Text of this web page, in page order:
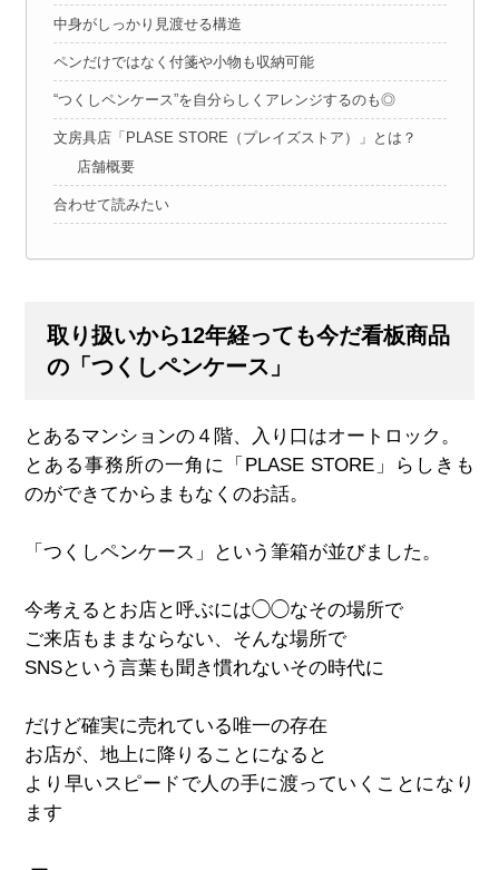
中身がしっかり見渡せる構造
ペンだけではなく付箋や小物も収納可能
“つくしペンケース”を自分らしくアレンジするのも◎
文房具店「PLASE STORE（プレイズストア）」とは？
店舗概要
合わせて読みたい
取り扱いから12年経っても今だ看板商品
の「つくしペンケース」
とあるマンションの４階、入り口はオートロック。
とある事務所の一角に「PLASE STORE」らしきも
のができてからまもなくのお話。
「つくしペンケース」という筆箱が並びました。
今考えるとお店と呼ぶには◯◯なその場所で
ご来店もままならない、そんな場所で
SNSという言葉も聞き慣れないその時代に
だけど確実に売れている唯一の存在
お店が、地上に降りることになると
より早いスピードで人の手に渡っていくことになり
ます